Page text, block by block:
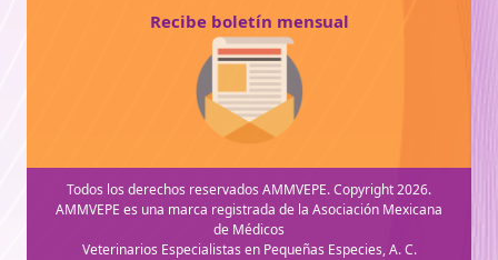
Recibe boletín mensual
Todos los derechos reservados AMMVEPE. Copyright 2026.
AMMVEPE es una marca registrada de la Asociación Mexicana
de Médicos
Veterinarios Especialistas en Pequeñas Especies, A. C.